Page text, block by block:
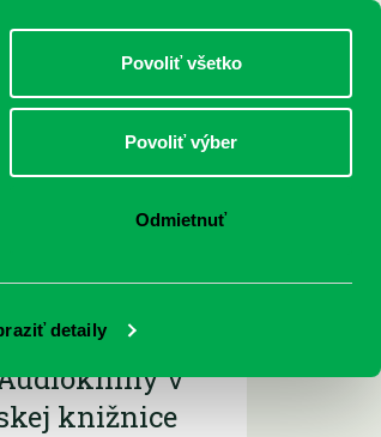
detaily
Povoliť všetko
Povoliť výber
Odmietnuť
DOSPELÍ
v
knižnice